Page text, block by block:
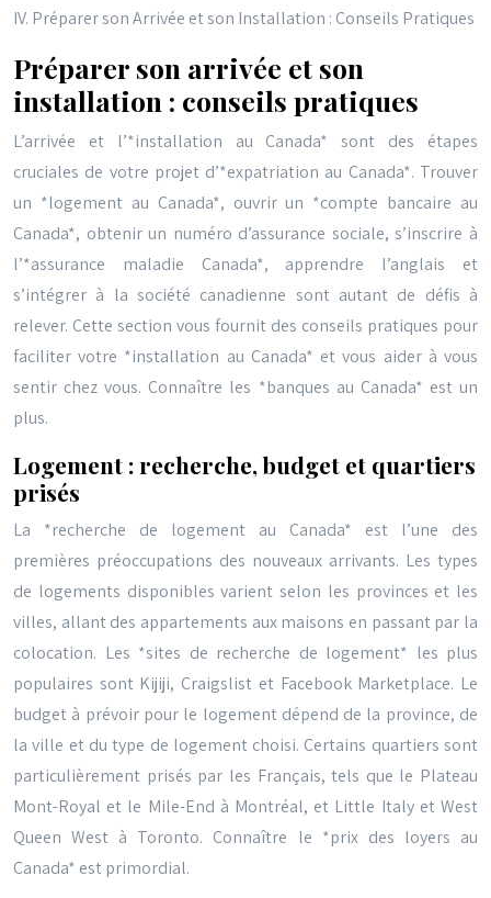
IV. Préparer son Arrivée et son Installation : Conseils Pratiques
Préparer son arrivée et son
installation : conseils pratiques
L’arrivée et l’*installation au Canada* sont des étapes
cruciales de votre projet d’*expatriation au Canada*. Trouver
un *logement au Canada*, ouvrir un *compte bancaire au
Canada*, obtenir un numéro d’assurance sociale, s’inscrire à
l’*assurance maladie Canada*, apprendre l’anglais et
s’intégrer à la société canadienne sont autant de défis à
relever. Cette section vous fournit des conseils pratiques pour
faciliter votre *installation au Canada* et vous aider à vous
sentir chez vous. Connaître les *banques au Canada* est un
plus.
Logement : recherche, budget et quartiers
prisés
La *recherche de logement au Canada* est l’une des
premières préoccupations des nouveaux arrivants. Les types
de logements disponibles varient selon les provinces et les
villes, allant des appartements aux maisons en passant par la
colocation. Les *sites de recherche de logement* les plus
populaires sont Kijiji, Craigslist et Facebook Marketplace. Le
budget à prévoir pour le logement dépend de la province, de
la ville et du type de logement choisi. Certains quartiers sont
particulièrement prisés par les Français, tels que le Plateau
Mont-Royal et le Mile-End à Montréal, et Little Italy et West
Queen West à Toronto. Connaître le *prix des loyers au
Canada* est primordial.